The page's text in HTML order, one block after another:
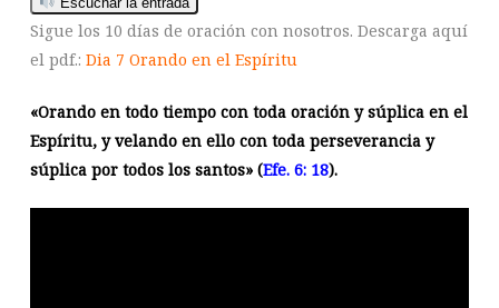
Sigue los 10 días de oración con nosotros. Descarga aquí
el pdf.: Dia 7 Orando en el Espíritu
«Orando en todo tiempo con toda oración y súplica en el
Espíritu, y velando en ello con toda perseverancia y
súplica por todos los santos» (Efe. 6: 18).